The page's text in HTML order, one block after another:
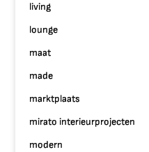
living
lounge
maat
made
marktplaats
mirato interieurprojecten
modern